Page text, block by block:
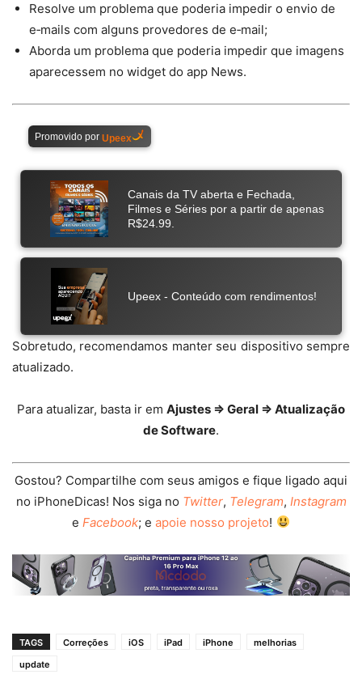
Resolve um problema que poderia impedir o envio de
e‑mails com alguns provedores de e‑mail;
Aborda um problema que poderia impedir que imagens
aparecessem no widget do app News.
Sobretudo, recomendamos manter seu dispositivo sempre
atualizado.
Para atualizar, basta ir em Ajustes ⇒ Geral ⇒ Atualização
de Software.
Gostou? Compartilhe com seus amigos e fique ligado aqui
no iPhoneDicas! Nos siga no Twitter, Telegram, Instagram
eFacebook; eapoie nosso projeto!
TAGS Correções iOS iPad iPhone
melhorias
update